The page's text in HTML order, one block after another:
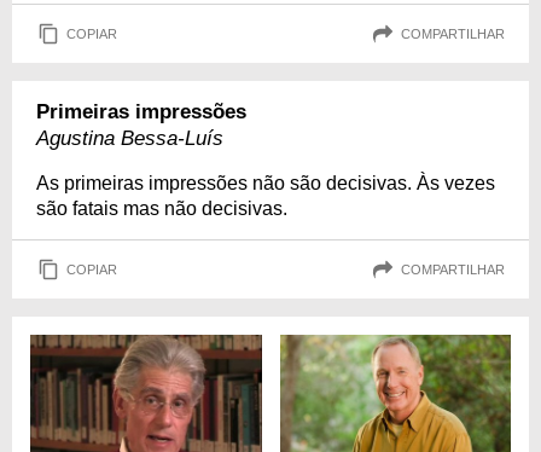
COPIAR COMPARTILHAR
Primeiras impressões
Agustina Bessa-Luís
As primeiras impressões não são decisivas. Às vezes
são fatais mas não decisivas.
COPIAR COMPARTILHAR